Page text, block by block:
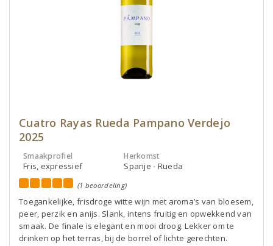
Cuatro Rayas Rueda Pampano Verdejo
2025
Smaakprofiel
Fris, expressief
Herkomst
Spanje - Rueda
(1 beoordeling)
Toegankelijke, frisdroge witte wijn met aroma’s van bloesem,
peer, perzik en anijs. Slank, intens fruitig en opwekkend van
smaak. De finale is elegant en mooi droog. Lekker om te
drinken op het terras, bij de borrel of lichte gerechten.